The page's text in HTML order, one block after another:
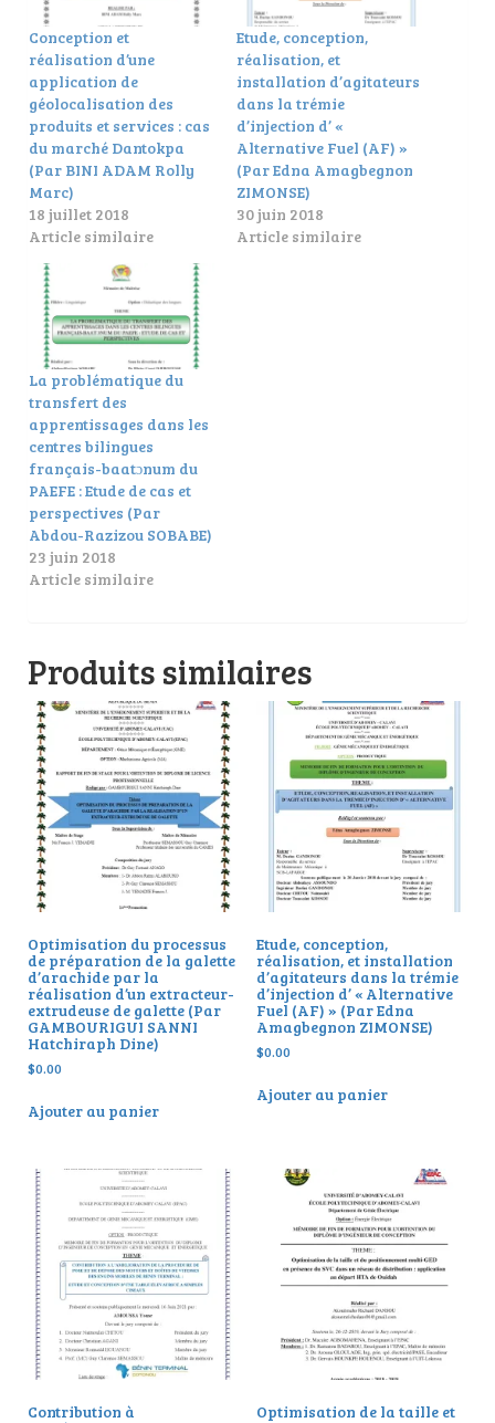
Conception et
réalisation d’une
application de
géolocalisation des
produits et services : cas
du marché Dantokpa
(Par BINI ADAM Rolly
Marc)
18 juillet 2018
Article similaire
Etude, conception,
réalisation, et
installation d’agitateurs
dans la trémie
d’injection d’ «
Alternative Fuel (AF) »
(Par Edna Amagbegnon
ZIMONSE)
30 juin 2018
Article similaire
La problématique du
transfert des
apprentissages dans les
centres bilingues
français-baatɔnum du
PAEFE : Etude de cas et
perspectives (Par
Abdou-Razizou SOBABE)
23 juin 2018
Article similaire
Produits similaires
Optimisation du processus
de préparation de la galette
d’arachide par la
réalisation d’un extracteur-
extrudeuse de galette (Par
GAMBOURIGUI SANNI
Hatchiraph Dine)
$0.00
Ajouter au panier
Etude, conception,
réalisation, et installation
d’agitateurs dans la trémie
d’injection d’ « Alternative
Fuel (AF) » (Par Edna
Amagbegnon ZIMONSE)
$0.00
Ajouter au panier
Contribution à Optimisation de la taille et